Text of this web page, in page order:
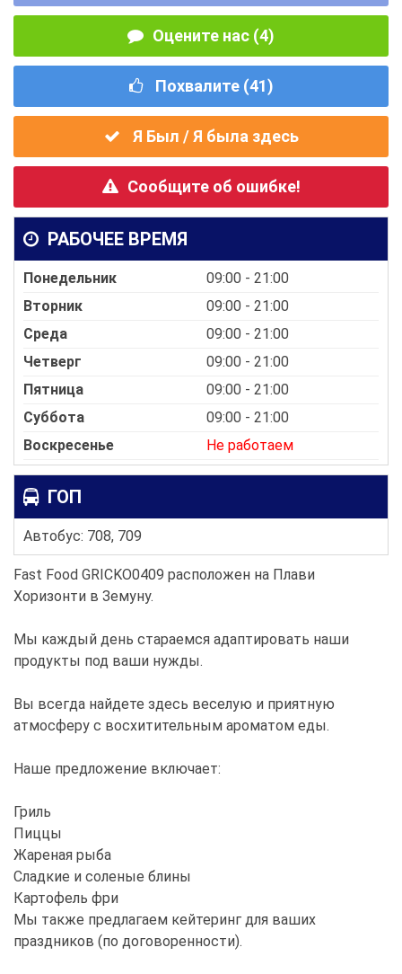
Оцените нас (4)
Похвалите (41)
Я Был / Я была здесь
Сообщите об ошибке!
РАБОЧЕЕ ВРЕМЯ
Понедельник
09:00 - 21:00
Вторник
09:00 - 21:00
Среда
09:00 - 21:00
Четверг
09:00 - 21:00
Пятница
09:00 - 21:00
Суббота
09:00 - 21:00
Воскресенье
Не работаем
ГОП
Автобус: 708, 709
Fast Food GRICKO0409 расположен на Плави
Хоризонти в Земуну.
Мы каждый день стараемся адаптировать наши
продукты под ваши нужды.
Вы всегда найдете здесь веселую и приятную
атмосферу с восхитительным ароматом еды.
Наше предложение включает:
Гриль
Пиццы
Жареная рыба
Сладкие и соленые блины
Картофель фри
Мы также предлагаем кейтеринг для ваших
праздников (по договоренности).